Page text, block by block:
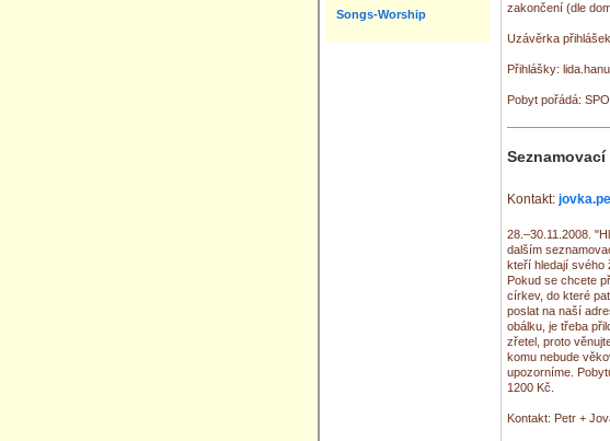
Songs-Worship
zakončení (dle
Uzávěrka
Přihlášky:
Pobyt pořádá:
Kontakt:
28.–30.11.2008.
dalším
kteří hledají svého
Pokud se chcete
církev, do které
poslat na naší
obálku, je třeba
zřetel, proto
komu nebude
upozorníme.
1200 Kč.
Kontakt: Petr +